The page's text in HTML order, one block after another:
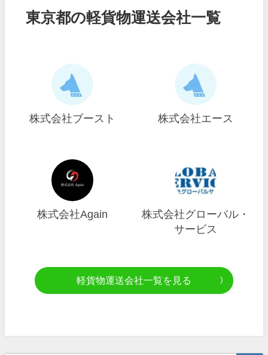
東京都の軽貨物運送会社一覧
株式会社ブースト 株式会社エース
株式会社Again
株式会社グローバル・
サービス
軽貨物運送会社一覧を見る